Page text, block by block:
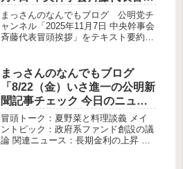
挨拶」をテキスト要約
まっさんのなんでもブログ 公明党チ
ャンネル「2025年11月7日 中央幹事会
斉藤代表冒頭挨拶」をテキスト要約斉
ポーター制度について言及しました。
代表質問の振り返り政治資金規制法案
の提出準備ガソリン・軽油の暫定税率
廃止サポーター制度の創設
まっさんのなんでもブログ
「8/22（金）いさ進一の公明新
聞記事チェック 今日のニュー
スを厳選して生解説」の要約
冒頭トーク：夏野菜と料理談義 メイ
ントピック：政府系ファンド創設の議
論 関連ニュース：長期金利の上昇 ガ